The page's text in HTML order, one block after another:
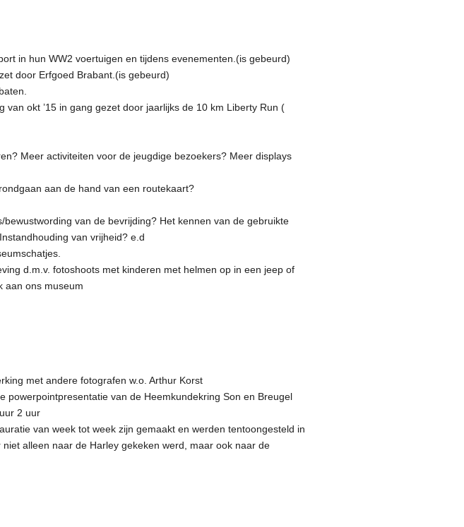
in hun WW2 voertuigen en tijdens evenementen.(is gebeurd)
door Erfgoed Brabant.(is gebeurd)
okt ’15 in gang gezet door jaarlijks de 10 km Liberty Run (
Meer activiteiten voor de jeugdige bezoekers? Meer displays
aan de hand van een routekaart?
van de bevrijding? Het kennen van de gebruikte
van vrijheid? e.d
d.m.v. fotoshoots met kinderen met helmen op in een jeep of
aan ons museum
met andere fotografen w.o. Arthur Korst
powerpointpresentatie van de Heemkundekring Son en Breugel
2 uur
van week tot week zijn gemaakt en werden tentoongesteld in
alleen naar de Harley gekeken werd, maar ook naar de